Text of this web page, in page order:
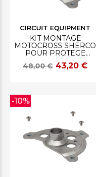
CIRCUIT EQUIPMENT
KIT MONTAGE
MOTOCROSS SHERCO
POUR PROTEGE
DISQUE CIRCUIT
48,00 € 43,20 €
-10%